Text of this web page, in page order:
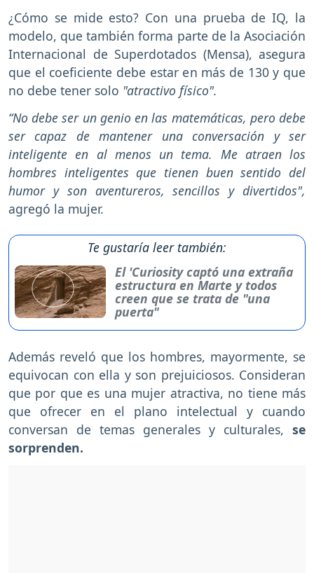
¿Cómo se mide esto? Con una prueba de IQ, la
modelo, que también forma parte de la Asociación
Internacional de Superdotados (Mensa), asegura
que el coeficiente debe estar en más de 130 y que
no debe tener solo "atractivo físico".
“No debe ser un genio en las matemáticas, pero debe
ser capaz de mantener una conversación y ser
inteligente en al menos un tema. Me atraen los
hombres inteligentes que tienen buen sentido del
humor y son aventureros, sencillos y divertidos",
agregó la mujer.
Te gustaría leer también:
El 'Curiosity captó una extraña
estructura en Marte y todos
creen que se trata de "una
puerta"
Además reveló que los hombres, mayormente, se
equivocan con ella y son prejuiciosos. Consideran
que por que es una mujer atractiva, no tiene más
que ofrecer en el plano intelectual y cuando
conversan de temas generales y culturales, se
sorprenden.